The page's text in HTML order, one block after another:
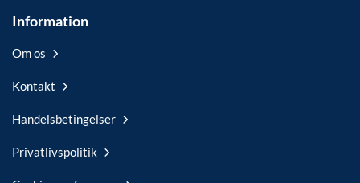
Information
Om os
Kontakt
Handelsbetingelser
Privatlivspolitik